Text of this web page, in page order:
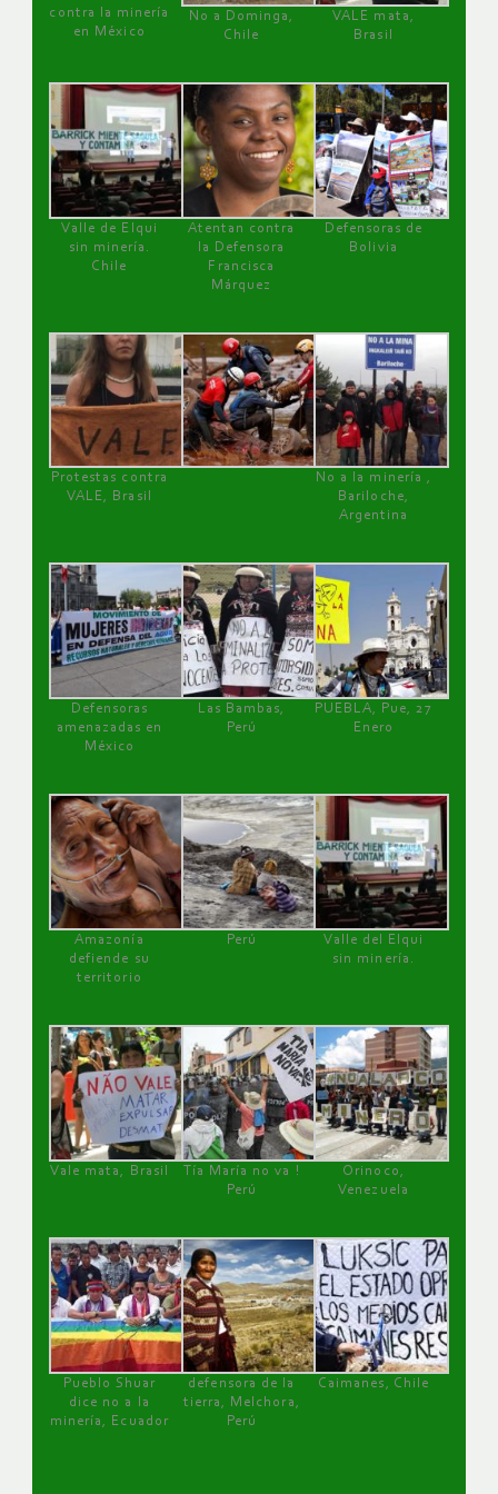
contra la minería
en México
No a Dominga,
Chile
VALE mata,
Brasil
Valle de Elqui
sin minería.
Chile
Atentan contra
la Defensora
Francisca
Márquez
Defensoras de
Bolivia
Protestas contra
VALE, Brasil
No a la minería ,
Bariloche,
Argentina
Defensoras
amenazadas en
México
Las Bambas,
Perú
PUEBLA, Pue, 27
Enero
Amazonía
defiende su
territorio
Perú
Valle del Elqui
sin minería.
Vale mata, Brasil
Tía María no va !
Perú
Orinoco,
Venezuela
Pueblo Shuar
dice no a la
minería, Ecuador
defensora de la
tierra, Melchora,
Perú
Caimanes, Chile